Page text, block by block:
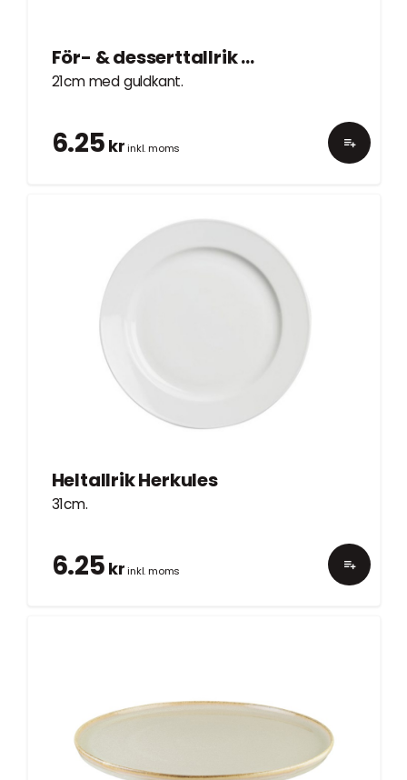
För- & desserttallrik Guld
21cm med guldkant.
6.25 krinkl. moms
Heltallrik Herkules
31cm.
6.25 krinkl. moms